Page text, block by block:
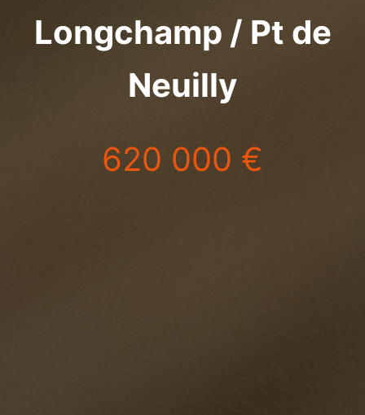
Longchamp / Pt de
Neuilly
620 000 €